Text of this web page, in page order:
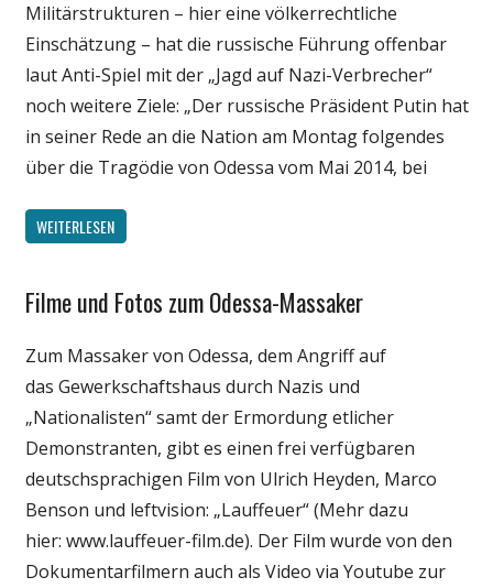
Wissenschaft
Militärstrukturen – hier eine völkerrechtliche
Einschätzung – hat die russische Führung offenbar
laut Anti-Spiel mit der „Jagd auf Nazi-Verbrecher“
noch weitere Ziele: „Der russische Präsident Putin hat
in seiner Rede an die Nation am Montag folgendes
über die Tragödie von Odessa vom Mai 2014, bei
WEITERLESEN
Gesellschaft
Politik
Wirtschaft
Wissenschaft
Filme und Fotos zum Odessa-Massaker
Zum Massaker von Odessa, dem Angriff auf
das Gewerkschaftshaus durch Nazis und
„Nationalisten“ samt der Ermordung etlicher
Demonstranten, gibt es einen frei verfügbaren
deutschsprachigen Film von Ulrich Heyden, Marco
Benson und leftvision: „Lauffeuer“ (Mehr dazu
hier: www.lauffeuer-film.de). Der Film wurde von den
Dokumentarfilmern auch als Video via Youtube zur